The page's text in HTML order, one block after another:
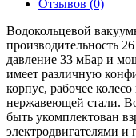
Отзывов (0)
Водокольцевой
производительность
давление 33 мБар и
имеет различную
корпус, рабочее
нержавеющей стали.
быть укомплектован
электродвигателями и